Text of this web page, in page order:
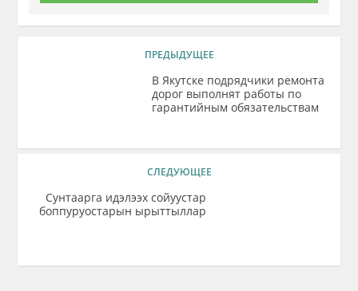
ПРЕДЫДУЩЕЕ
В Якутске подрядчики ремонта
дорог выполнят работы по
гарантийным обязательствам
СЛЕДУЮЩЕЕ
Сунтаарга идэлээх сойуустар
боппуруостарын ырыттыллар